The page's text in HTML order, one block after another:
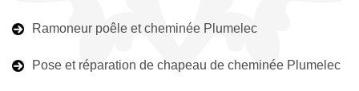
Ramoneur poêle et cheminée Plumelec
Pose et réparation de chapeau de cheminée Plumelec